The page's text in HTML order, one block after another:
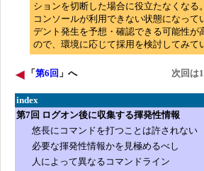
ションを切断した場合に役立たなくなる
コンソールが利用できない状態になって
デント発生を予想・確認できる可能性が
ので、環境に応じて採用を検討してみて
「 第6回 」へ 次回は
index
第7回 ログオン後に収集する揮発性情報
悠長にコマンドを打つことは許されない
必要な揮発性情報かを見極めるべし
人によって異なるコマンドライン